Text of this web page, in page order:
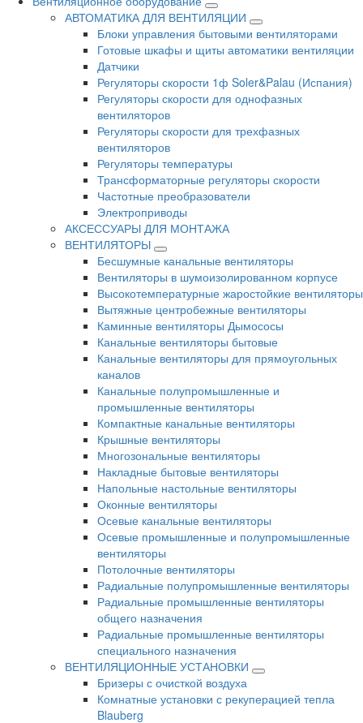
АВТОМАТИКА ДЛЯ ВЕНТИЛЯЦИИ
Блоки управления бытовыми вентиляторами
Готовые шкафы и щиты автоматики вентиляции
Датчики
Регуляторы скорости 1ф Soler&Palau (Испания)
Регуляторы скорости для однофазных
вентиляторов
Регуляторы скорости для трехфазных
вентиляторов
Регуляторы температуры
Трансформаторные регуляторы скорости
Частотные преобразователи
Электроприводы
АКСЕССУАРЫ ДЛЯ МОНТАЖА
ВЕНТИЛЯТОРЫ
Бесшумные канальные вентиляторы
Вентиляторы в шумоизолированном корпусе
Высокотемпературные жаростойкие вентиляторы
Вытяжные центробежные вентиляторы
Каминные вентиляторы Дымососы
Канальные вентиляторы бытовые
Канальные вентиляторы для прямоугольных
каналов
Канальные полупромышленные и
промышленные вентиляторы
Компактные канальные вентиляторы
Крышные вентиляторы
Многозональные вентиляторы
Накладные бытовые вентиляторы
Напольные настольные вентиляторы
Оконные вентиляторы
Осевые канальные вентиляторы
Осевые промышленные и полупромышленные
вентиляторы
Потолочные вентиляторы
Радиальные полупромышленные вентиляторы
Радиальные промышленные вентиляторы
общего назначения
Радиальные промышленные вентиляторы
специального назначения
ВЕНТИЛЯЦИОННЫЕ УСТАНОВКИ
Бризеры с очисткой воздуха
Комнатные установки с рекуперацией тепла
Blauberg